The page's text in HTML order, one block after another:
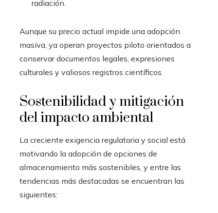
radiación.
Aunque su precio actual impide una adopción
masiva, ya operan proyectos piloto orientados a
conservar documentos legales, expresiones
culturales y valiosos registros científicos.
Sostenibilidad y mitigación
del impacto ambiental
La creciente exigencia regulatoria y social está
motivando la adopción de opciones de
almacenamiento más sostenibles, y entre las
tendencias más destacadas se encuentran las
siguientes: